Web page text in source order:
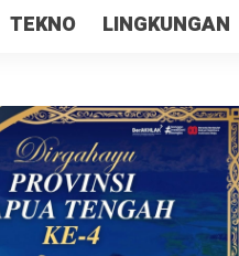
TEKNO LINGKUNGAN
Papua
Miliar Disorot